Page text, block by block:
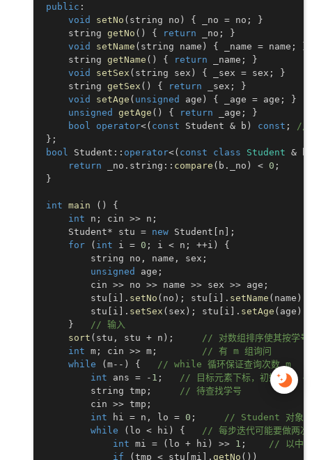
public :
void
setNo ( string no ) { _no = no ;
}
    string
getNo ( ) { return _no ;
}
void
setName ( string name ) { _name = name ;
    string
getName ( ) { return _name ;
}
void
setSex ( string sex ) { _sex = sex ;
}
    string
getSex ( ) { return _sex ;
}
void
setAge ( unsigned age ) { _age = age ;
}
unsigned
getAge ( ) { return _age ;
}
bool
operator<( const Student & b ) const ;
//
} ;
bool Student :: operator<( const class Student &
return _no . string :: compare ( b . _no ) < 0 ;
}
int main ( )
{
int n ; cin >> n ;
    Student
* stu = new Student n
;
for
( int i = 0 ; i < n ; ++i )
{
        string no
, name , sex ;
unsigned
age ;
        cin
>> no >> name >> sex >> age ;
        stu
i . setNo ( no ) ; stu i . setName ( name )
        stu
i . setSex ( sex ) ; stu i . setAge ( age )
}
// 输入
sort ( stu , stu + n ) ;
// 对数组排序使其按学号
int m ; cin >> m ;
// 有 m 组询问
while
( m-- ) {
// while 循环保证查询次数 m
int ans = - 1 ;
// 目标元素下标，初始化为 -1
        string tmp
;
// 待查找学号
        cin
>> tmp ;
int hi = n , lo = 0 ;
// Student 对象
while
( lo < hi ) {
// 每步迭代可能要做两次
int mi = ( lo + hi ) >> 1 ;
// 以中点
if
( tmp < stu mi . getNo ( ) )